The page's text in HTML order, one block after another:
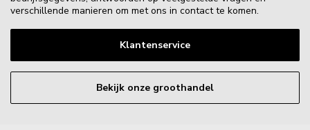
verschillende manieren om met ons in contact te komen.
Klantenservice
Bekijk onze groothandel